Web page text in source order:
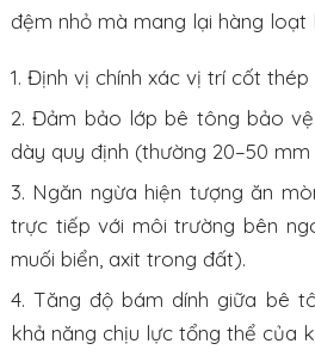
đệm nhỏ mà mang lại hàng loạt
Định vị chính xác vị trí cốt
Đảm bảo lớp bê tông bảo
dày quy định (thường 20–50
Ngăn ngừa hiện tượng ăn
trực tiếp với môi trường bên
muối biển, axit trong đất).
Tăng độ bám dính giữa bê
khả năng chịu lực tổng thể của